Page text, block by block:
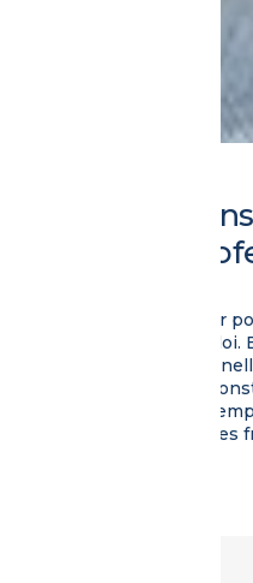
Devenez
insertion
Choisissez un métier
opportunités d’emploi.
insertion
personnes dans la
individualisés vers
contribuant à lever les